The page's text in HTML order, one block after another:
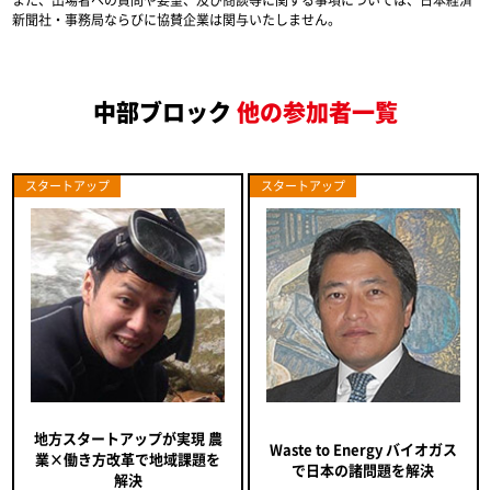
新聞社・事務局ならびに協賛企業は関与いたしません。
中部ブロック 他の参加者一覧
スタートアップ
地方スタートアップが実現 農
業×働き方改革で地域課題を
解決
スタートアップ
Waste to Energy バイオガス
で日本の諸問題を解決